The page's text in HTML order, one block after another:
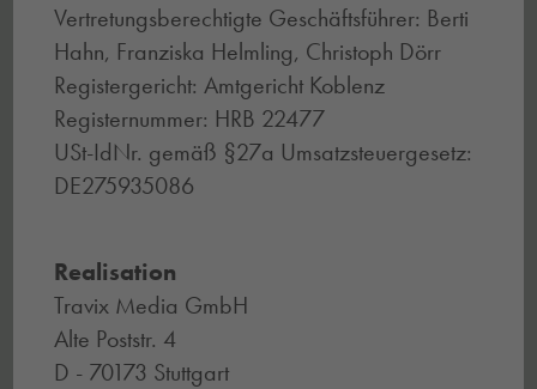
Vertretungsberechtigte Geschäftsführer: Berti
Hahn, Franziska Helmling, Christoph Dörr
Registergericht: Amtgericht Koblenz
Registernummer: HRB 22477
USt-IdNr. gemäß §27a Umsatzsteuergesetz:
DE275935086
Realisation
Travix Media GmbH
Alte Poststr. 4
D - 70173 Stuttgart